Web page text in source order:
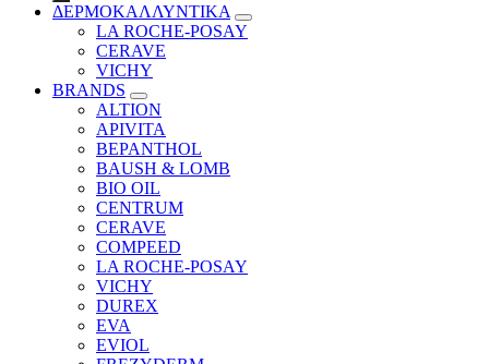
ΔΕΡΜΟΚΑΛΛΥΝΤΙΚΑ
LA ROCHE-POSAY
CERAVE
VICHY
BRANDS
ALTION
APIVITA
BEPANTHOL
BAUSH & LOMB
BIO OIL
CENTRUM
CERAVE
COMPEED
LA ROCHE-POSAY
VICHY
DUREX
EVA
EVIOL